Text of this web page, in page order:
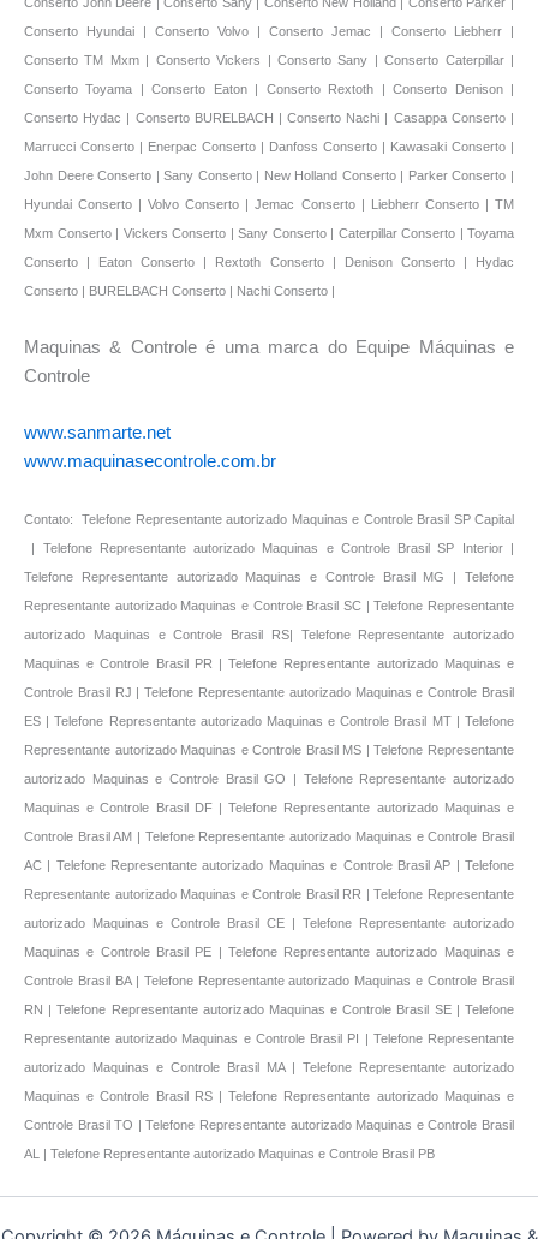
Maquinas & Controle é uma marca do Equipe Máquinas e
Controle
www.sanmarte.net
www.maquinasecontrole.com.br
Contato: Telefone Representante autorizado Maquinas e Controle Brasil SP Capital
| Telefone Representante autorizado Maquinas e Controle Brasil SP Interior |
Telefone Representante autorizado Maquinas e Controle Brasil MG | Telefone
Representante autorizado Maquinas e Controle Brasil SC | Telefone Representante
autorizado Maquinas e Controle Brasil RS| Telefone Representante autorizado
Maquinas e Controle Brasil PR | Telefone Representante autorizado Maquinas e
Controle Brasil RJ | Telefone Representante autorizado Maquinas e Controle Brasil
ES | Telefone Representante autorizado Maquinas e Controle Brasil MT | Telefone
Representante autorizado Maquinas e Controle Brasil MS | Telefone Representante
autorizado Maquinas e Controle Brasil GO | Telefone Representante autorizado
Maquinas e Controle Brasil DF | Telefone Representante autorizado Maquinas e
Controle Brasil AM | Telefone Representante autorizado Maquinas e Controle Brasil
AC | Telefone Representante autorizado Maquinas e Controle Brasil AP | Telefone
Representante autorizado Maquinas e Controle Brasil RR | Telefone Representante
autorizado Maquinas e Controle Brasil CE | Telefone Representante autorizado
Maquinas e Controle Brasil PE | Telefone Representante autorizado Maquinas e
Controle Brasil BA | Telefone Representante autorizado Maquinas e Controle Brasil
RN | Telefone Representante autorizado Maquinas e Controle Brasil SE | Telefone
Representante autorizado Maquinas e Controle Brasil PI | Telefone Representante
autorizado Maquinas e Controle Brasil MA | Telefone Representante autorizado
Maquinas e Controle Brasil RS | Telefone Representante autorizado Maquinas e
Controle Brasil TO | Telefone Representante autorizado Maquinas e Controle Brasil
AL | Telefone Representante autorizado Maquinas e Controle Brasil PB